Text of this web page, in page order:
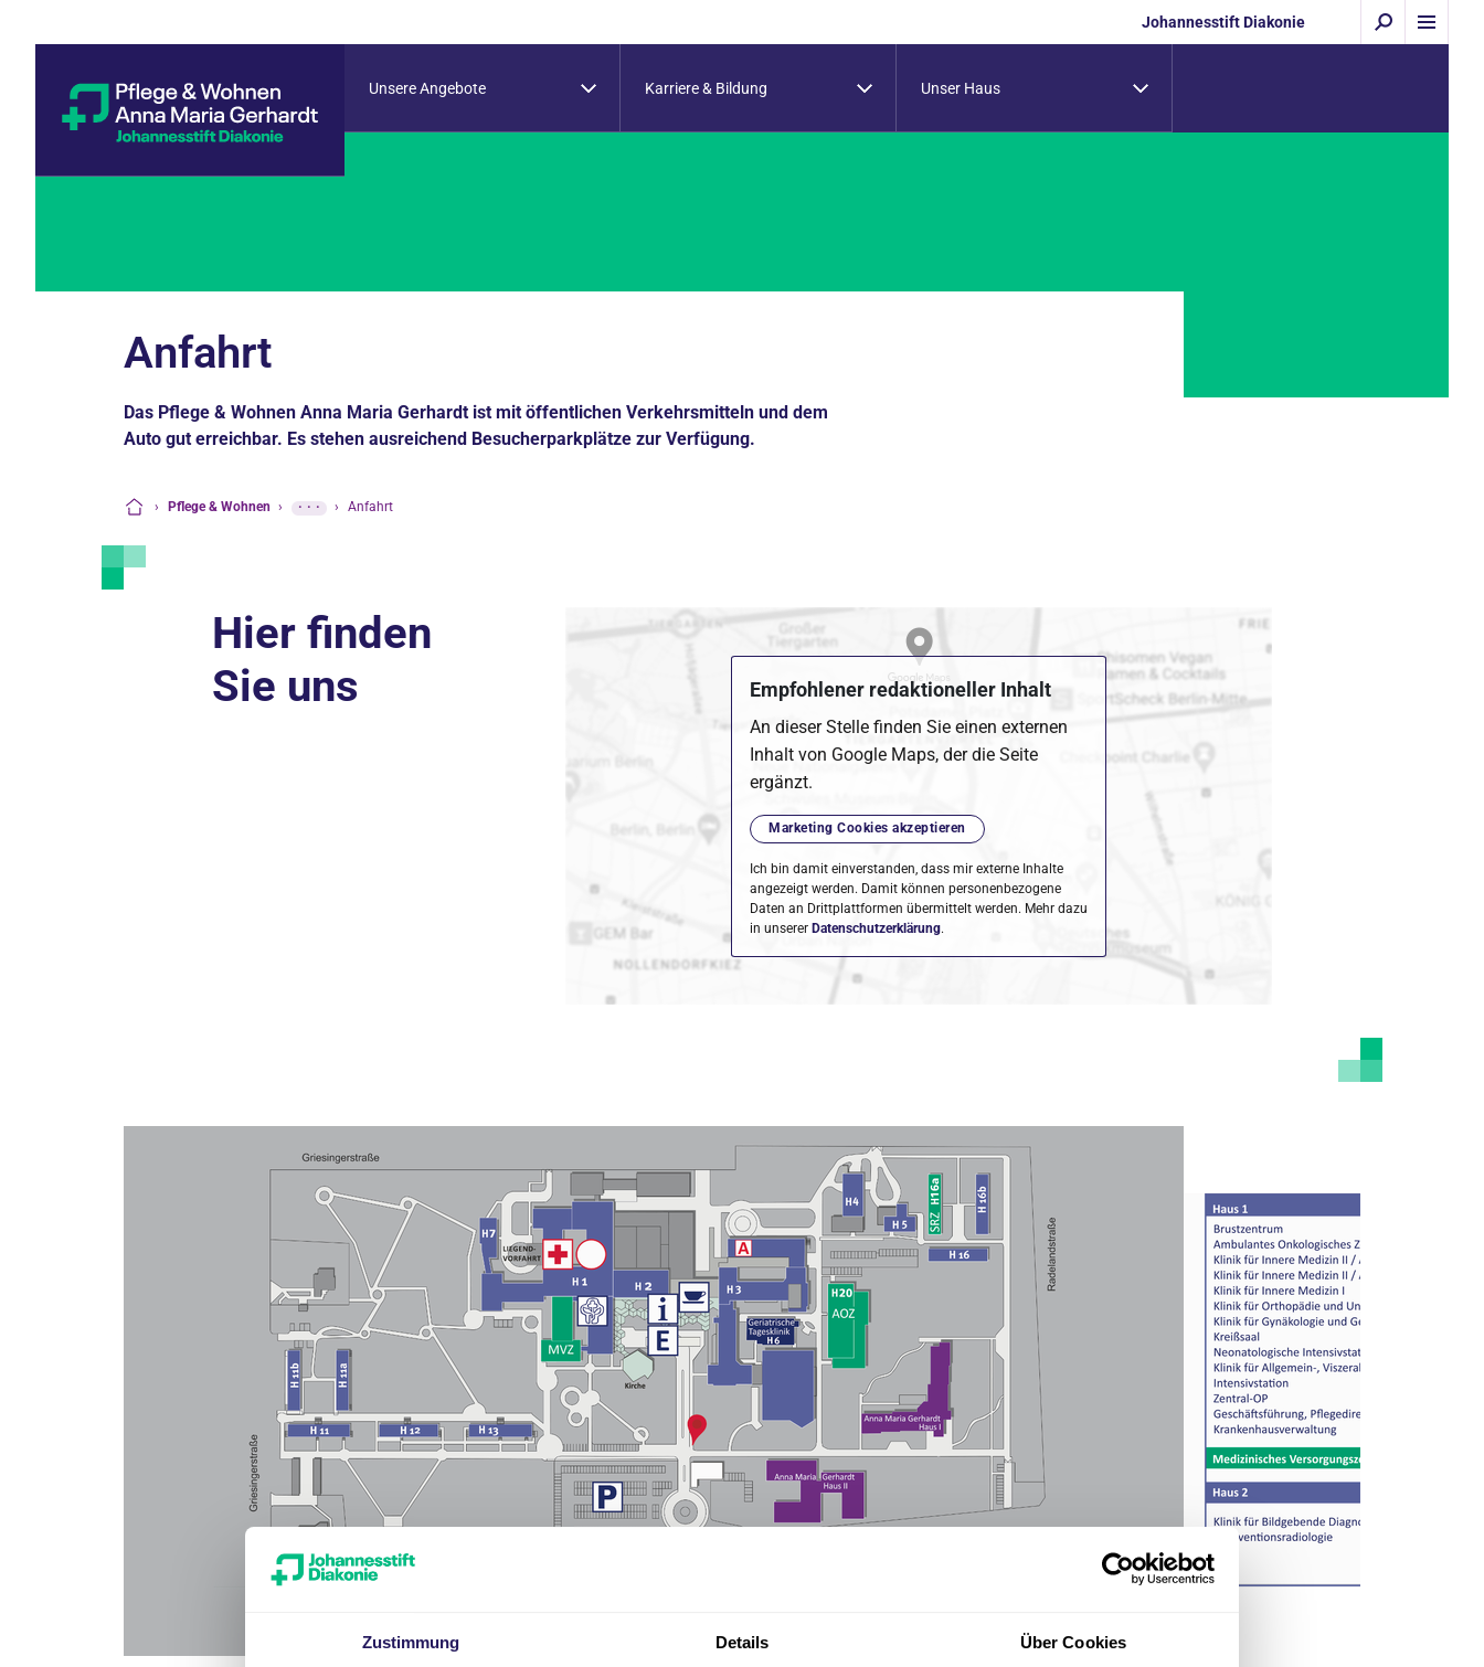
Zustimmung Details Über Cookies
Johannesstift Diakonie
Unsere Angebote Karriere & Bildung Unser Haus
Anfahrt
Das Pflege & Wohnen Anna Maria Gerhardt ist mit öffentlichen Verkehrsmitteln und dem
Auto gut erreichbar. Es stehen ausreichend Besucherparkplätze zur Verfügung.
› Pflege & Wohnen › ··· › Anfahrt
Hier finden
Sie uns
Empfohlener redaktioneller Inhalt
An dieser Stelle finden Sie einen externen
Inhalt von Google Maps, der die Seite
ergänzt.
Marketing Cookies akzeptieren
Ich bin damit einverstanden, dass mir externe Inhalte
angezeigt werden. Damit können personenbezogene
Daten an Drittplattformen übermittelt werden. Mehr dazu
in unserer Datenschutzerklärung.